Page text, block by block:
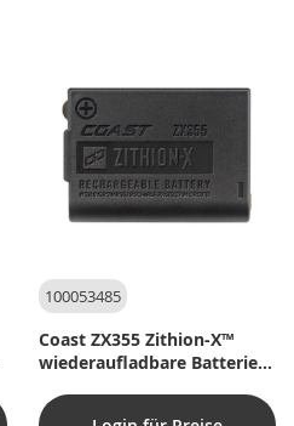
100053485
Coast ZX355 Zithion-X™
wiederaufladbare Batterie